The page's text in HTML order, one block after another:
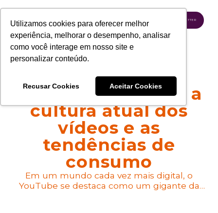
Utilizamos cookies para oferecer melhor
experiência, melhorar o desempenho, analisar
como você interage em nosso site e
personalizar conteúdo.
Recusar Cookies Aceitar Cookies
INSCREVA-SE NA NEWSLETTER
Marketing no
YouTube: entenda a
cultura atual dos
vídeos e as
tendências de
consumo
Em um mundo cada vez mais digital, o
YouTube se destaca como um gigante da